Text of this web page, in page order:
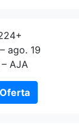
ago. 19
AJA